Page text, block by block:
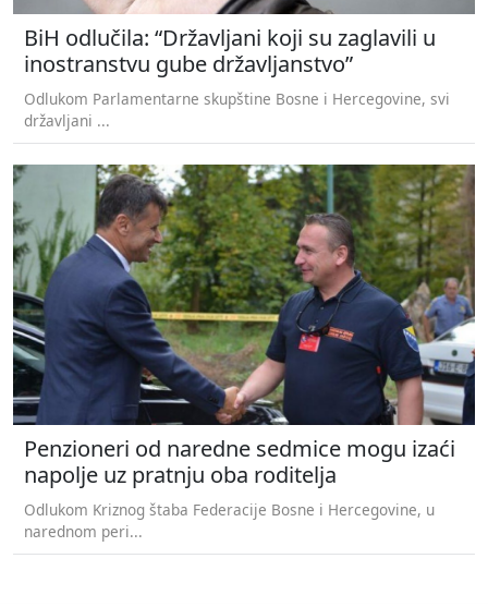
BiH odlučila: “Državljani koji su zaglavili u
inostranstvu gube državljanstvo”
Odlukom Parlamentarne skupštine Bosne i Hercegovine, svi
državljani ...
Penzioneri od naredne sedmice mogu izaći
napolje uz pratnju oba roditelja
Odlukom Kriznog štaba Federacije Bosne i Hercegovine, u
narednom peri...